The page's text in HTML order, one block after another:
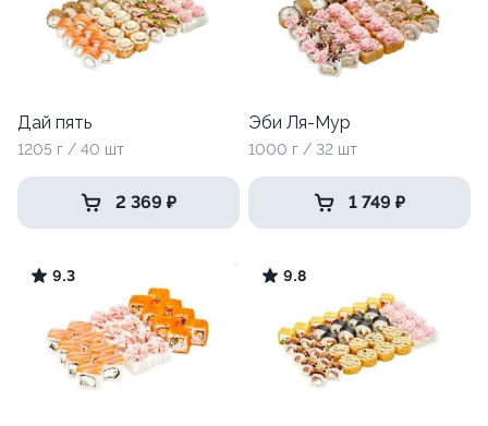
Дай пять
1205 г / 40 шт
2 369 ₽
Эби Ля-Мур
1000 г / 32 шт
1 749 ₽
9.3 9.8